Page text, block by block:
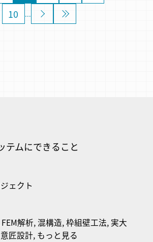
10 ... »
テムにできること
ェクト
FEM解析,混構造,枠組壁工法, 実大
意匠設計, もっと見る